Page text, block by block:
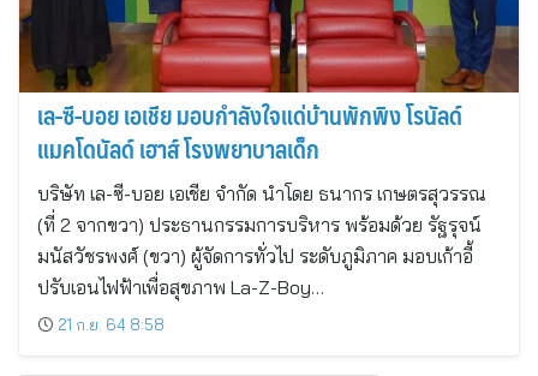
เล-ซี-บอย เอเชีย มอบกำลังใจแด่บ้านพักพิง โรนัลด์
แมคโดนัลด์ เฮาส์ โรงพยาบาลเด็ก
บริษัท เล-ซี-บอย เอเชีย จำกัด นำโดย ธนากร เกษตรสุวรรณ
(ที่ 2 จากขวา) ประธานกรรมการบริหาร พร้อมด้วย รัฐรุจน์
มนัสวัชรพงศ์ (ขวา) ผู้จัดการทั่วไป ระดับภูมิภาค มอบเก้าอี้
ปรับเอนไฟฟ้าเพื่อสุขภาพ La-Z-Boy…
21 ก.ย. 64 8:58